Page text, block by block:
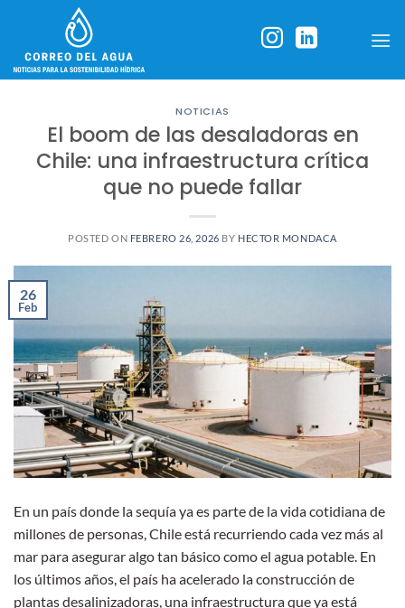
content
NOTICIAS
El boom de las desaladoras en
Chile: una infraestructura crítica
que no puede fallar
POSTED ON FEBRERO 26, 2026 BY HECTOR MONDACA
26
Feb
En un país donde la sequía ya es parte de la vida cotidiana de
millones de personas, Chile está recurriendo cada vez más al
mar para asegurar algo tan básico como el agua potable. En
los últimos años, el país ha acelerado la construcción de
plantas desalinizadoras, una infraestructura que ya está